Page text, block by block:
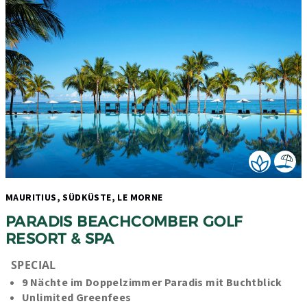
PARADIS BEACHCOMBER GOLF
RESORT & SPA
SPECIAL
9 Nächte im Doppelzimmer Paradis mit Buchtblick
Unlimited Greenfees